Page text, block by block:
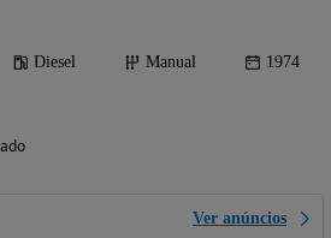
Diesel Manual 1974
Ver anúncios